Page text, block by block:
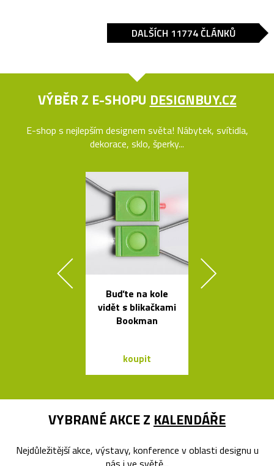
DALŠÍCH 11774 ČLÁNKŮ
VÝBĚR Z E-SHOPU DESIGNBUY.CZ
E-shop s nejlepším designem světa! Nábytek, svítidla,
dekorace, sklo, šperky...
Buďte na kole
vidět s blikačkami
Bookman
koupit
VYBRANÉ AKCE Z KALENDÁŘE
Nejdůležitější akce, výstavy, konference v oblasti designu u